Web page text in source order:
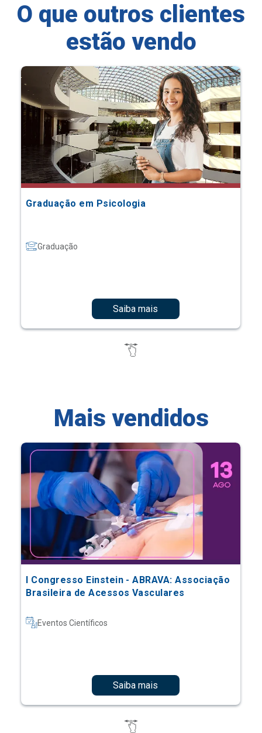
O que outros clientes
estão vendo
Graduação em Psicologia
Graduação
Saiba mais
Mais vendidos
I Congresso Einstein - ABRAVA: Associação
Brasileira de Acessos Vasculares
Eventos Científicos
Saiba mais